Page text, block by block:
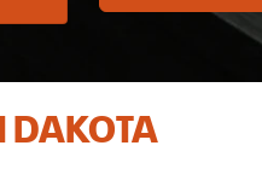
DAKOTA